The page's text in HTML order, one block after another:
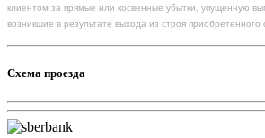
клиентом за прямые или косвенные убытки, упущенную
возникшие в результате выхода из строя приобретенного
Схема проезда